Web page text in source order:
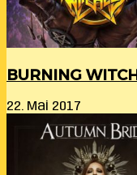
BURNING
22. Mai 2017